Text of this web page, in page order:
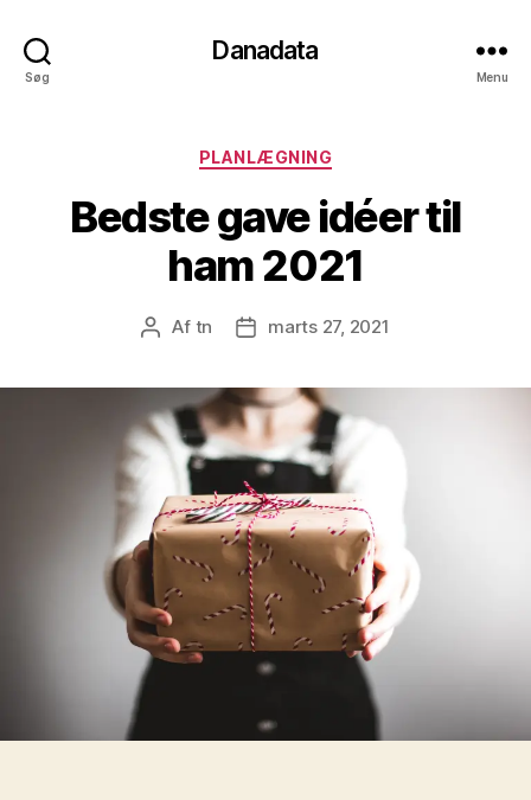
Søg
Danadata
Menu
Kategorier
PLANLÆGNING
Bedste gave idéer til
ham 2021
Indlægsforfatter
Af tn Indlægsdato
marts 27, 2021